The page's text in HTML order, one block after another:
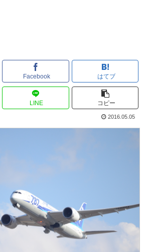
Facebook はてブ
LINE コピー
2016.05.05